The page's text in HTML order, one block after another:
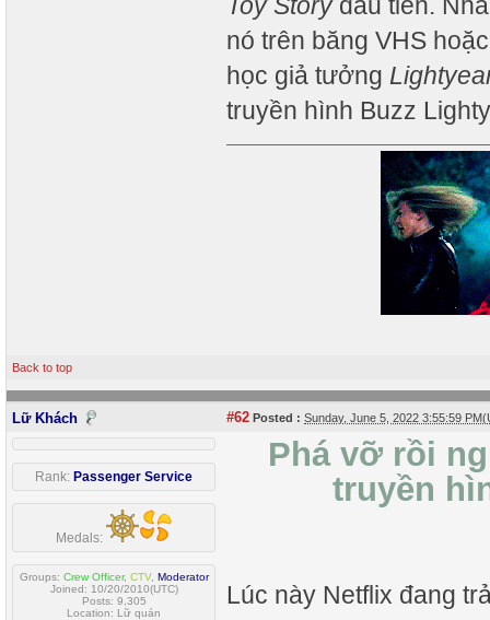
nó trên băng VHS
học giả tưởng
truyền hình Buzz
Back to top
Lữ Khách #62 Posted : Sunday, June 5, 2022 3:55:59
Rank: Passenger Service
Medals:
Groups: Crew Officer, CTV, Moderator
Joined: 10/20/2010(UTC)
Posts: 9,305
Location: Lữ quán
Phá vỡ rồi
truyền
Lúc này Netflix đang